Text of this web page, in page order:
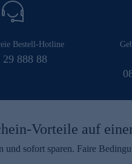
Bestell-Hotline
29 888 88
Vorteile auf
und sofort sparen. Faire